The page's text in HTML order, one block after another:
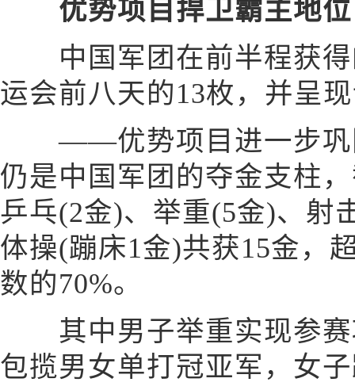
优势项目捍卫霸主地
中国军团在前半程获得
运会前八天的13枚，并呈
——优势项目进一步巩
仍是中国军团的夺金支柱
乒乓(2金)、举重(5金)、射
体操(蹦床1金)共获15金，
数的70%。
其中男子举重实现参赛
包揽男女单打冠亚军，女